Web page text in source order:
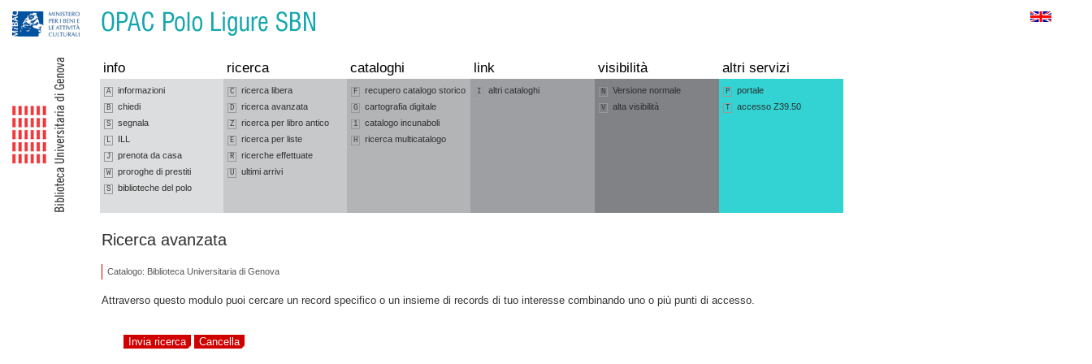
info ricerca cataloghi link visibilità altri servizi
A informazioni
B chiedi
S segnala
L ILL
J prenota da casa
W proroghe di prestiti
S biblioteche del polo
C ricerca libera
D ricerca avanzata
Z ricerca per libro antico
E ricerca per liste
R ricerche effettuate
U ultimi arrivi
F recupero catalogo storico
G cartografia digitale
1 catalogo incunaboli
H ricerca multicatalogo
I altri cataloghi N Versione normale
V alta visibilità
P portale
T accesso Z39.50
Ricerca avanzata
Catalogo: Biblioteca Universitaria di Genova
Attraverso questo modulo puoi cercare un record specifico o un insieme di records di tuo interesse combinando uno o più punti di accesso.